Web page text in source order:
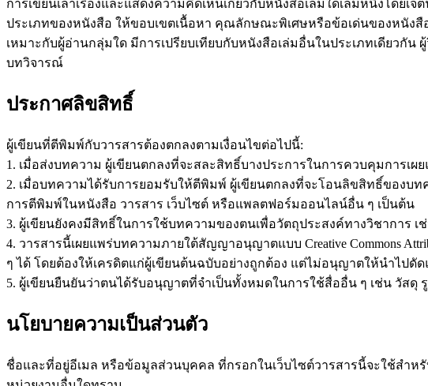
การเขียนเล่าเรื่องและแสดงความคิดเห็นเกี่ยวกับหนังสือเล่มใดเล่มหนึ่งโด
ประเภทของหนังสือ ให้ขอบเขตเนื้อหา คุณลักษณะพิเศษหรือข้อเด่นของหนัง
เหมาะกับผู้อ่านกลุ่มใด มีการเปรียบเทียบกับหนังสือเล่มอื่นในประเภทเดียว
บทวิจารณ์
ประกาศลิขสิทธิ์
ผู้เขียนที่ตีพิมพ์กับวารสารต้องตกลงตามเงื่อนไขต่อไปนี้:
1. เมื่อส่งบทความ ผู้เขียนตกลงที่จะสละสิทธิ์บางประการในการควบคุมการเ
2. เมื่อบทความได้รับการยอมรับให้ตีพิมพ์ ผู้เขียนตกลงที่จะโอนลิขสิทธิ์ของบ
การตีพิมพ์ในหนังสือ วารสาร เว็บไซต์ หรือแพลตฟอร์มออนไลน์อื่น ๆ เป็นต้น
3. ผู้เขียนยังคงมีสิทธิ์ในการใช้บทความของตนเพื่อวัตถุประสงค์ทางวิชากา
4. วารสารนี้เผยแพร่บทความภายใต้สัญญาอนุญาตแบบ Creative Commons
ๆ ได้ โดยต้องให้เครดิตแก่ผู้เขียนต้นฉบับอย่างถูกต้อง แต่ไม่อนุญาตให้นำไปดั
5. ผู้เขียนยืนยันว่าตนได้รับอนุญาตที่จำเป็นทั้งหมดในการใช้สื่ออื่น ๆ เช่น วัส
นโยบายความเป็นส่วนตัว
ชื่อและที่อยู่อีเมล หรือข้อมูลส่วนบุคคล ที่กรอกในเว็บไซต์วารสารนี้จะใช้สำห